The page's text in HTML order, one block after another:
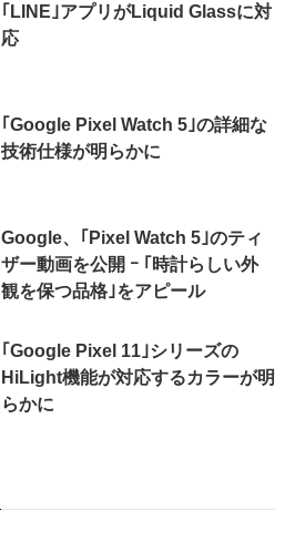
｢LINE｣アプリがLiquid Glassに対
応
｢Google Pixel Watch 5｣の詳細な
技術仕様が明らかに
Google、｢Pixel Watch 5｣のティ
ザー動画を公開 ｰ ｢時計らしい外
観を保つ品格｣をアピール
｢Google Pixel 11｣シリーズの
HiLight機能が対応するカラーが明
らかに